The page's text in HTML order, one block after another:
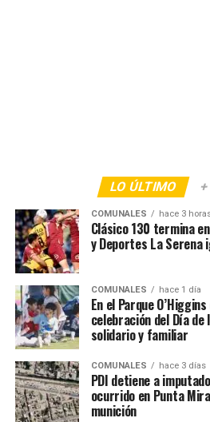
LO ÚLTIMO
COMUNALES hace 3
Clásico 130 termina
y Deportes La Serena
COMUNALES hace 1 día
En el Parque
celebración del Día de
solidario y familiar
COMUNALES hace 3 días
PDI detiene a
ocurrido en Punta
munición